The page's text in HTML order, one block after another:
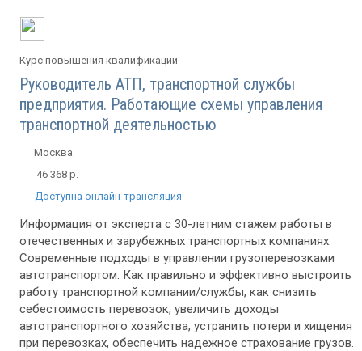
Курс повышения квалификации
Руководитель АТП, транспортной службы
предприятия. Работающие схемы управления
транспортной деятельностью
Москва
46 368 р.
Доступна онлайн-трансляция
Информация от эксперта с 30-летним стажем работы в
отечественных и зарубежных транспортных компаниях.
Современные подходы в управлении грузоперевозками
автотранспортом. Как правильно и эффективно выстроить
работу транспортной компании/службы, как снизить
себестоимость перевозок, увеличить доходы
автотранспортного хозяйства, устранить потери и хищения
при перевозках, обеспечить надежное страхование грузов.